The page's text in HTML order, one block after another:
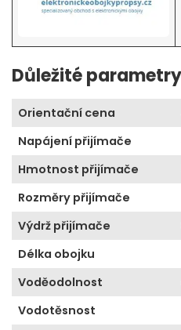
Důležité parametry
Orientační cena
Napájení přijímače
Hmotnost přijímače
Rozměry přijímače
Výdrž přijímače
Délka obojku
Voděodolnost
Vodotěsnost